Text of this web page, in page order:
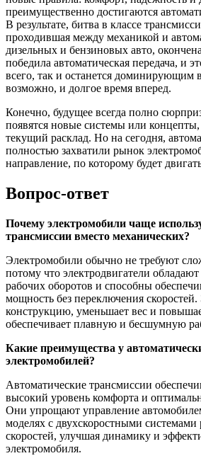
преимущественно достигаются
В результате, битва в классе
проходившая между механикой и
дизельных и бензиновых авто,
победила автоматическая передача, и
всего, так и останется доминирующим
возможно, и долгое время вперед.
Конечно, будущее всегда полно
появятся новые системы или
текущий расклад. Но на сегодня,
полностью захватили рынок
направление, по которому будет
Вопрос-ответ
Почему электромобили чаще
трансмиссии вместо механических?
Электромобили обычно не требуют
потому что электродвигатели
рабочих оборотов и способны
мощность без переключения
конструкцию, уменьшает вес и
обеспечивает плавную и бесшумную
Какие преимущества у
электромобилей?
Автоматические трансмиссии
высокий уровень комфорта и
Они упрощают управление
моделях с двухскоростными
скоростей, улучшая динамику и
электромобиля.